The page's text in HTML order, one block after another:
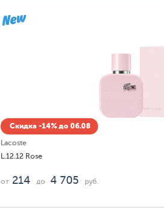
Скидка -14% до 06.08
Lacoste
L.12.12 Rose
от 214 до 4 705 руб.